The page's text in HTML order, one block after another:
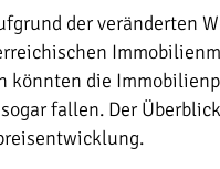
der veränderten
könnten die
fallen. Der